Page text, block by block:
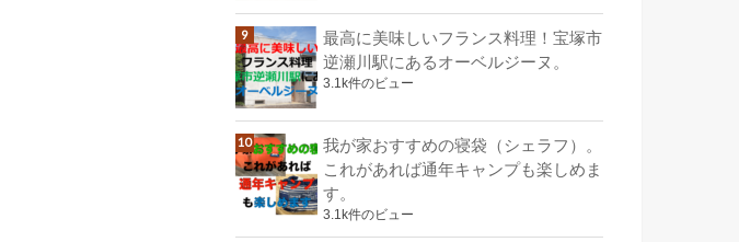
最高に美味しいフランス料理！宝塚市
逆瀬川駅にあるオーベルジーヌ。
3.1k件のビュー
我が家おすすめの寝袋（シェラフ）。
これがあれば通年キャンプも楽しめま
す。
3.1k件のビュー